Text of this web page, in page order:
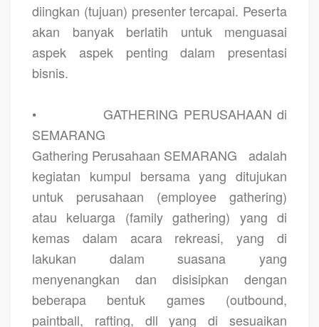
diingkan (tujuan) presenter tercapai. Peserta
akan banyak berlatih untuk menguasai
aspek aspek penting dalam presentasi
bisnis.
•
GATHERING PERUSAHAAN di
SEMARANG
Gathering Perusahaan SEMARANG
adalah
kegiatan kumpul bersama yang ditujukan
untuk perusahaan (employee gathering)
atau keluarga (family gathering) yang di
kemas dalam acara rekreasi, yang di
lakukan dalam suasana yang
menyenangkan dan disisipkan dengan
beberapa bentuk games (outbound,
paintball, rafting, dll yang di sesuaikan